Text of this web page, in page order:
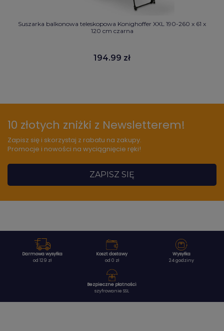
Suszarka balkonowa teleskopowa Konighoffer XXL 190-260 x 61 x
120 cm czarna
194.99 zł
10 złotych zniżki z Newsletterem!
Zapisz się i skorzystaj z rabatu na zakupy.
Promocje i nowości na wyciągnięcie ręki!
ZAPISZ SIĘ
Darmowa wysyłka
od 129 zł
Koszt dostawy
od 0 zł
Wysyłka
24 godziny
Bezpieczne płatności
szyfrowanie SSL